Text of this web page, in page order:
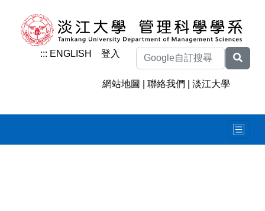
::: ENGLISH 登入
網站地圖 |聯絡我們 |淡江大學